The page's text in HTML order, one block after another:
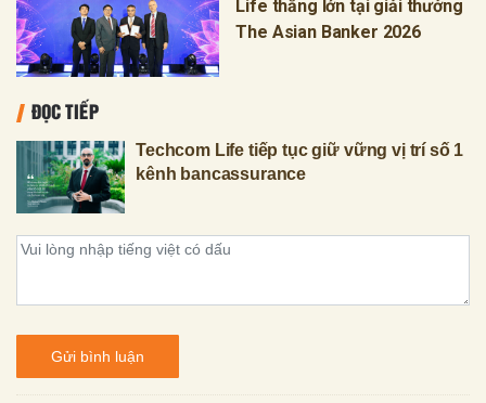
Life thắng lớn tại giải thưởng
The Asian Banker 2026
ĐỌC TIẾP
Techcom Life tiếp tục giữ vững vị trí số 1
kênh bancassurance
Gửi bình luận